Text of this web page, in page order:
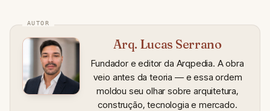
Arq. Lucas Serrano
Fundador e editor da Arqpedia. A obra
veio antes da teoria — e essa ordem
moldou seu olhar sobre arquitetura,
construção, tecnologia e mercado.